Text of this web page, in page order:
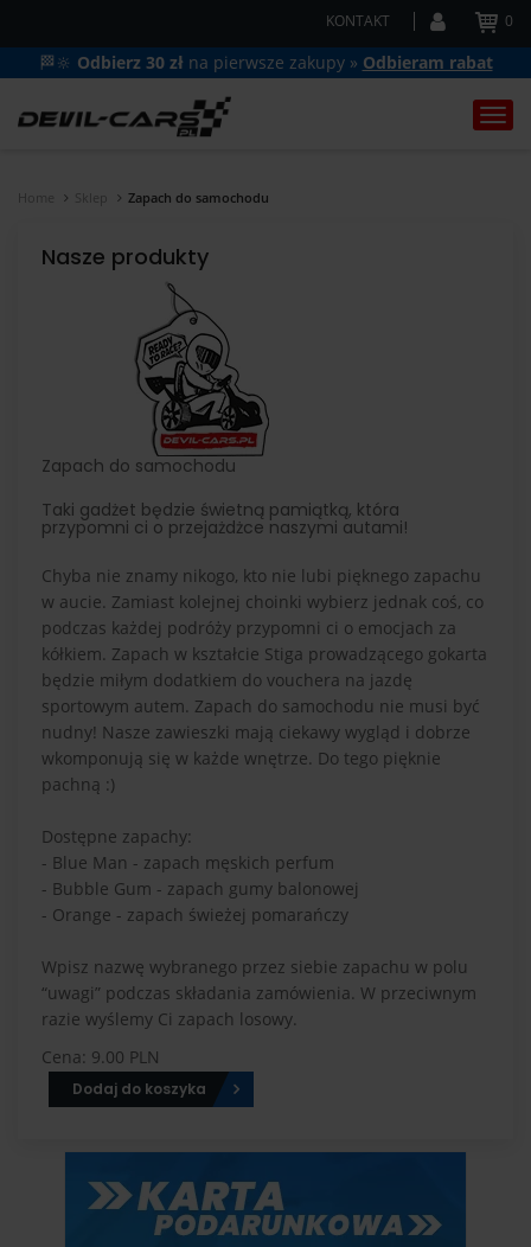
KONTAKT 0
🏁🔆 Odbierz 30 zł na pierwsze zakupy » Odbieram rabat
Home Sklep Zapach do samochodu
Nasze produkty
Zapach do samochodu
Taki gadżet będzie świetną pamiątką, która
przypomni ci o przejażdżce naszymi autami!
Chyba nie znamy nikogo, kto nie lubi pięknego zapachu
w aucie. Zamiast kolejnej choinki wybierz jednak coś, co
podczas każdej podróży przypomni ci o emocjach za
kółkiem. Zapach w kształcie Stiga prowadzącego gokarta
będzie miłym dodatkiem do vouchera na jazdę
sportowym autem. Zapach do samochodu nie musi być
nudny! Nasze zawieszki mają ciekawy wygląd i dobrze
wkomponują się w każde wnętrze. Do tego pięknie
pachną :)
Dostępne zapachy:
- Blue Man - zapach męskich perfum
- Bubble Gum - zapach gumy balonowej
- Orange - zapach świeżej pomarańczy
Wpisz nazwę wybranego przez siebie zapachu w polu
“uwagi” podczas składania zamówienia. W przeciwnym
razie wyślemy Ci zapach losowy.
Cena: 9.00 PLN
Dodaj do koszyka